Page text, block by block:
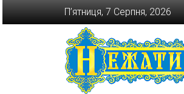
П’ятниця, 7 Серпня, 2026